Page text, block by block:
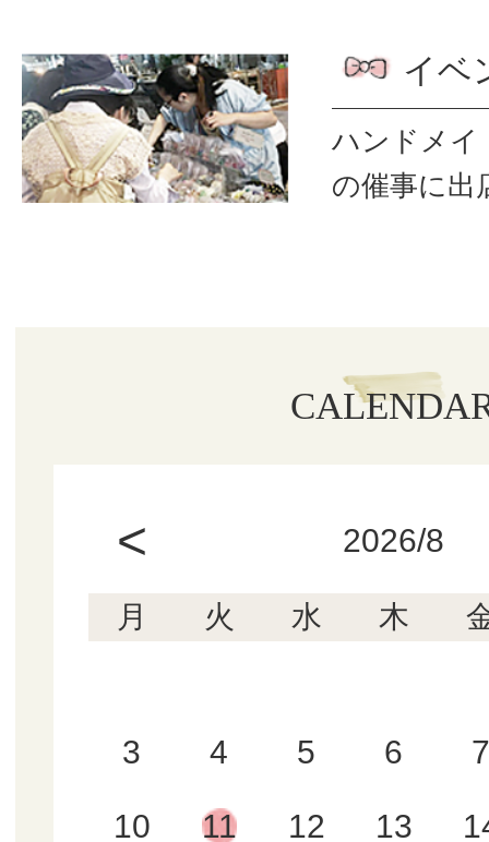
イベ
ハンドメイ
の催事に出
< 2026/8
月 火 水 木
3 4 5 6 7
10 11 12 13